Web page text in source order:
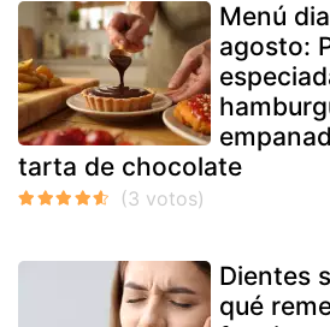
Menú
agosto:
tarta de chocolate
Dientes
qué